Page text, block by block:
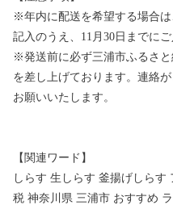
※年内に配送を希望する場合
記入のうえ、11月30日までに
※発送前に必ず三浦市ふるさ
を差し上げております。連絡
お願いいたします。
【関連ワード】
しらす 生しらす 釜揚げしらす
税 神奈川県 三浦市 おすすめ